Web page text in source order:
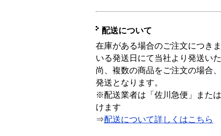
配送について
在庫がある場合のご注文につき
いる発送日にて当社より発送い
尚、複数の商品をご注文の場合
発送となります。
※配送業者は「佐川急便」また
けます
⇒配送について詳しくはこちら